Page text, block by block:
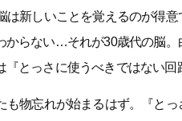
は新しいことを覚えるのが得
からない…それが30歳代の脳
『とっさに使うべきではない回
も物忘れが始まるはず。『と